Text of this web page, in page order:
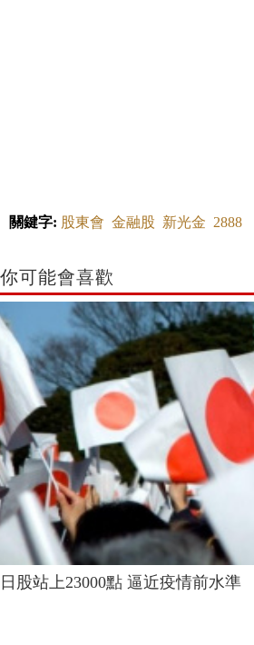
關鍵字: 股東會 金融股 新光金 2888
你可能會喜歡
日股站上23000點 逼近疫情前水準